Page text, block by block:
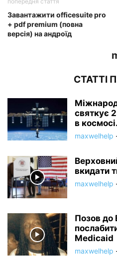
Завантажити officesuite pro
+ pdf premium (повна
версія) на андроїд
СТАТТІ
святкує
в
maxwelhelp
вкидати
maxwelhelp
Позов до
Medicaid
maxwelhelp